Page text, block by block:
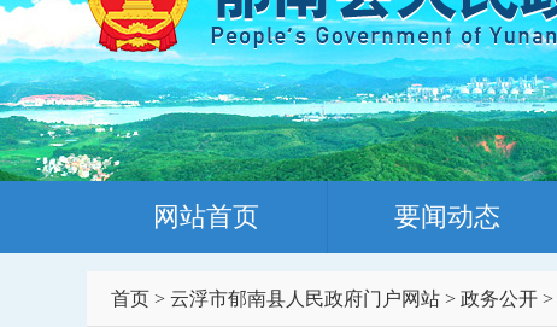
网站首页 要闻动态
首页 > 云浮市郁南县人民政府门户网站 > 政务公开 >